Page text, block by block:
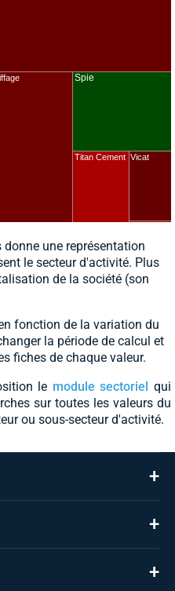
donne une représentation
le secteur d'activité. Plus
de la société (son
fonction de la variation du
la période de calcul et
fiches de chaque valeur.
le module sectoriel
qui
sur toutes les valeurs du
ou sous-secteur d'activité.
+
+
+